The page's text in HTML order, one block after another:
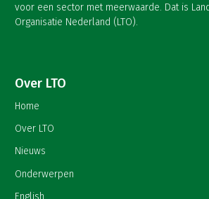
voor een sector met meerwaarde. Dat is
Organisatie Nederland (LTO).
Over LTO
Home
Over LTO
Nieuws
Onderwerpen
English